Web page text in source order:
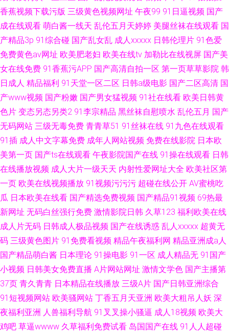
香蕉视频下载污版 三级黄色视频网址 午夜99 91日逼视频 国产
成在线观看 萌白酱一线天 乱伦五月天婷婷 美腿丝袜在线观看 国
产精品3p 91综合碰 国产乱女乱 成人xxxxx 日韩伦理片 91色爱
免费黄色av网址 欧美肥老妇 欧美在线tv 加勒比在线视屏 国产美
女在线免费 91香蕉污APP 国产高清自拍一区 第一页草草影院 韩
日成人 精品福利 91天堂一区二区 日韩a级电影 国产二区高清 国
产www视频 国产粉嫩 国产男女猛视频 91社在线看 欧美日韩黄
色片 变态另态另类2 91李宗精品 黑丝袜自慰喷水 乱伦五月 国产
无码网站 三级无毒免费 青青草51 91丝袜在线 91九色在线观看
91插 成人中文字幕免费 成年人网站视频 免费在线影院 日本欧
美第一页 国产ts在线观看 午夜影院国产在线 91操在线观看 日韩
在线播放视频 成人大片一级天天 内射性爱网址大全 欧美社区第
一页 欧美在线视频播放 91视频污污污 超碰在线公开 AV蜜桃吃
瓜 日本欧美在线看 国产精选免费视频 国产精品91视频 69热最
新网址 无码白丝强行免费 激情影院日韩 久草123 福利欧美在线
成人片无码 日韩成人极品视频 国产在线诱惑 乱人xxxxx 超黄无
码 三级黄色图片 91免费看视频 精品午夜福利网 精品亚洲成a人
国产精品萌白酱 日本理论 91操电影 91一区 成人精品无 91国产
小视频 日韩美女免费直播 A片网站网址 激情文学色 国产主播第
37页 青久青青 日本精品在线播放 三级A片 国产日韩亚洲综合
91短视频网站 欧美骚网站 丁香五月天亚洲 欧美大粗吊人妖 深
夜福利亚洲 人兽福利导航 91叉叉操小骚逼 成人18视频 欧美大
鸡吧 草逼wwww 久草福利免费试看 岛国国产在线 91人人超碰